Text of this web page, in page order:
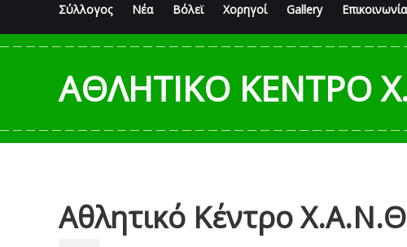
Σύλλογος Νέα Βόλεϊ Χορηγοί Gallery Επικοινωνία
ΑΘΛΗΤΙΚΌ ΚΈΝΤΡΟ
Αθλητικό Κέντρο